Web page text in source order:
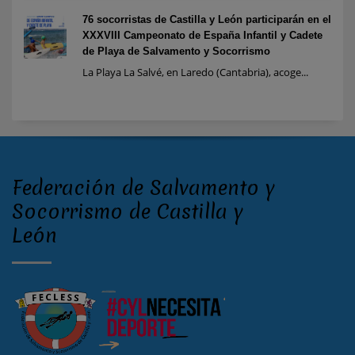
76 socorristas de Castilla y León participarán en el
XXXVIII Campeonato de España Infantil y Cadete
de Playa de Salvamento y Socorrismo
La Playa La Salvé, en Laredo (Cantabria), acoge...
Federación de Salvamento y
Socorrismo de Castilla y
León